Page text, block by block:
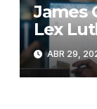
James
Lex
de
ABR 29,